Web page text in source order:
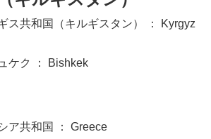
ス共和国（キルギスタン） ： Kyrgyz
ケク ： Bishkek
ア共和国 ： Greece